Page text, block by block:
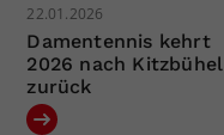
22.01.2026
Damentennis kehrt
2026 nach Kitzbühel
zurück